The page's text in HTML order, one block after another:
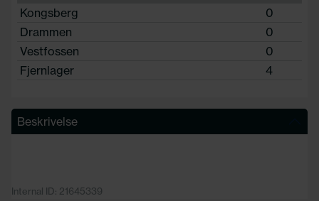
Kongsberg
0
Drammen
0
Vestfossen
0
Fjernlager
4
Beskrivelse
Internal ID: 21645339